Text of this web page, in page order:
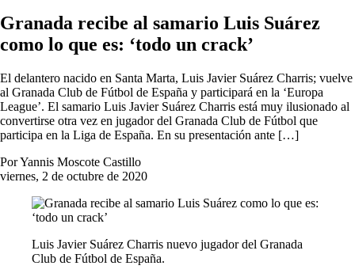
Granada recibe al samario Luis Suárez
como lo que es: ‘todo un crack’
El delantero nacido en Santa Marta, Luis Javier Suárez Charris; vuelve
al Granada Club de Fútbol de España y participará en la ‘Europa
League’. El samario Luis Javier Suárez Charris está muy ilusionado al
convertirse otra vez en jugador del Granada Club de Fútbol que
participa en la Liga de España. En su presentación ante […]
Por Yannis Moscote Castillo
viernes, 2 de octubre de 2020
Luis Javier Suárez Charris nuevo jugador del Granada
Club de Fútbol de España.